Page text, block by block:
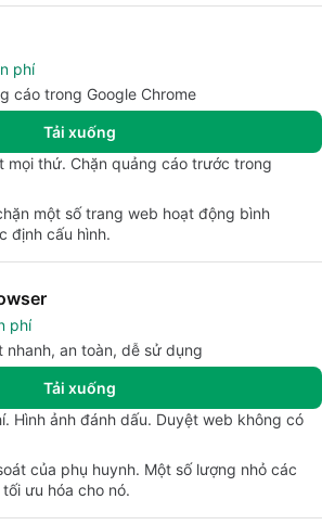
phí
cáo trong Google Chrome
Tải xuống
mọi thứ. Chặn quảng cáo trước trong
một số trang web hoạt động bình
định cấu hình.
phí
nhanh, an toàn, dễ sử dụng
Tải xuống
Hình ảnh đánh dấu. Duyệt web không có
của phụ huynh. Một số lượng nhỏ các
ưu hóa cho nó.